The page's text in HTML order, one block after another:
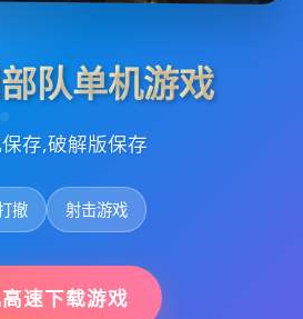
队单机游戏
存,破解版保存
撤 射击游戏
高速下载游戏